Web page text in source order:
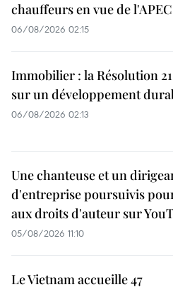
chauffeurs en vue de l'APEC
06/08/2026 02:15
Immobilier : la Résolution
sur un développement
06/08/2026 02:13
Une chanteuse et un
d'entreprise poursuivis
aux droits d'auteur sur
05/08/2026 11:10
Le Vietnam accueille 47